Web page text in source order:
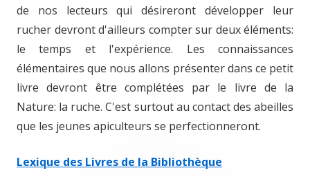
de nos lecteurs qui désireront développer leur
rucher devront d'ailleurs compter sur deux éléments:
le temps et l'expérience. Les connaissances
élémentaires que nous allons présenter dans ce petit
livre devront être complétées par le livre de la
Nature: la ruche. C'est surtout au contact des abeilles
que les jeunes apiculteurs se perfectionneront.
Lexique des Livres de la Bibliothèque